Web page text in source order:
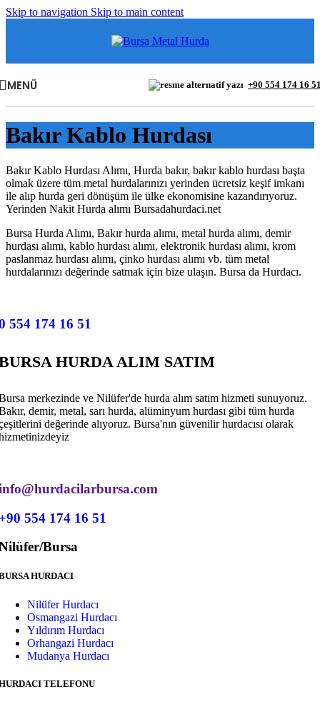
Skip to navigation Skip to main content
MENÜ +90 554 174 16
Bakır Kablo Hurdası
Bakır Kablo Hurdası Alımı, Hurda bakır, bakır kablo hurdası başta
olmak üzere tüm metal hurdalarınızı yerinden ücretsiz keşif imkanı
ile alıp hurda geri dönüşüm ile ülke ekonomisine kazandırıyoruz.
Yerinden Nakit Hurda alımı Bursadahurdaci.net
Bursa Hurda Alımı, Bakır hurda alımı, metal hurda alımı, demir
hurdası alımı, kablo hurdası alımı, elektronik hurdası alımı, krom
paslanmaz hurdası alımı, çinko hurdası alımı vb. tüm metal
hurdalarınızı değerinde satmak için bize ulaşın. Bursa da Hurdacı.
554 174 16 51
HURDA ALIM SATIM
merkezinde ve Nilüfer'de hurda alım satım hizmeti sunuyoruz.
demir, metal, sarı hurda, alüminyum hurdası gibi tüm hurda
değerinde alıyoruz. Bursa'nın güvenilir hurdacısı olarak
554 174 16 51
Bursa
HURDACI
Nilüfer Hurdacı
Osmangazi Hurdacı
Yıldırım Hurdacı
Orhangazi Hurdacı
Mudanya Hurdacı
TELEFONU